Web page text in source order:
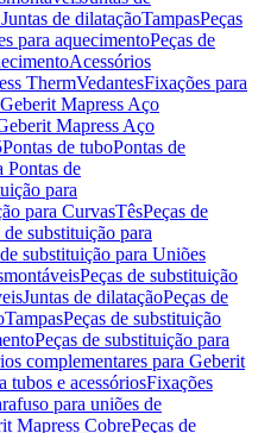
de dilataçãoTampasPeças
para aquecimentoPeças de
Acessórios
ThermVedantesFixações para
Geberit Mapress Aço
Mapress Aço
Pontas de tuboPontas de
Pontas de
para
para CurvasTêsPeças de
de substituição para
substituição para Uniões
Peças de substituição
Juntas de dilataçãoPeças de
TampasPeças de substituição
Peças de substituição para
complementares para Geberit
tubos e acessóriosFixações
para uniões de
Mapress CobrePeças de